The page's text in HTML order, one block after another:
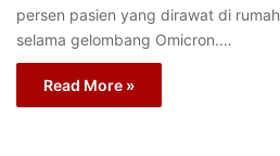
persen pasien yang dirawat di
selama gelombang Omicron.…
Read More »